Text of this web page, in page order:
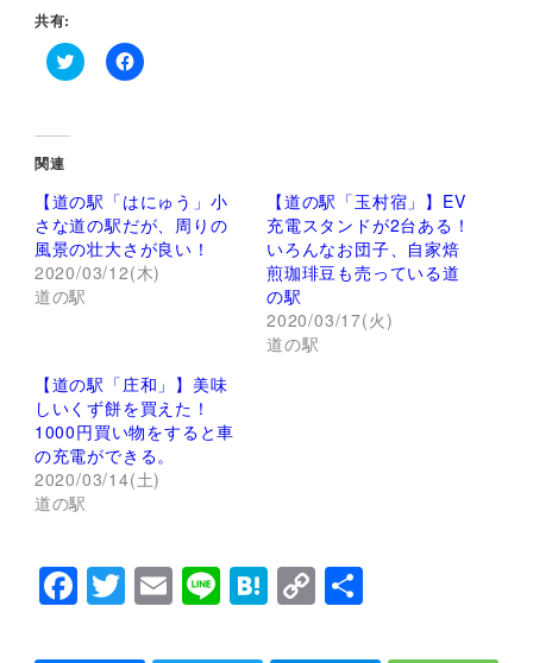
共有:
ク
し
て
T
i
t
t
e
r
で
共
有
い
ウ
ィ
ン
ド
ウ
で
開
き
ま
F
で
共
有
す
る
に
し
て
く
だ
さ
い
(
新
ド
ウ
で
関連
【道の駅「はにゅう」小
さな道の駅だが、周りの
風景の壮大さが良い！
2020/03/12(木)
道の駅
【道の駅「玉村宿」】EV
充電スタンドが2台ある！
いろんなお団子、自家焙
煎珈琲豆も売っている道
の駅
2020/03/17(火)
道の駅
【道の駅「庄和」】美味
しいくず餅を買えた！
1000円買い物をすると車
の充電ができる。
2020/03/14(土)
道の駅
F
a
T
wi
E
m
Li
n
H
at
C
o
共